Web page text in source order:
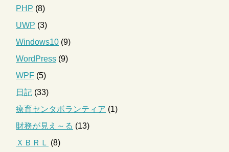
PHP (8)
UWP (3)
Windows10 (9)
WordPress (9)
WPF (5)
日記 (33)
療育センタボランティア (1)
財務が見え～る (13)
ＸＢＲＬ (8)